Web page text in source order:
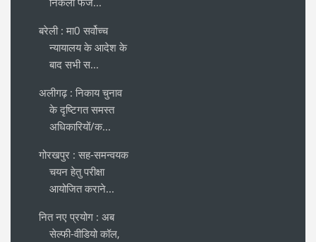
बरेली : मा0 सर्वोच्च
न्यायालय के आदेश के
बाद सभी स...
अलीगढ़ : निकाय चुनाव
के दृष्टिगत समस्त
अधिकारियों/क...
गोरखपुर : सह-समन्वयक
चयन हेतु परीक्षा
आयोजित कराने...
नित नए प्रयोग : अब
सेल्फी-वीडियो कॉल,